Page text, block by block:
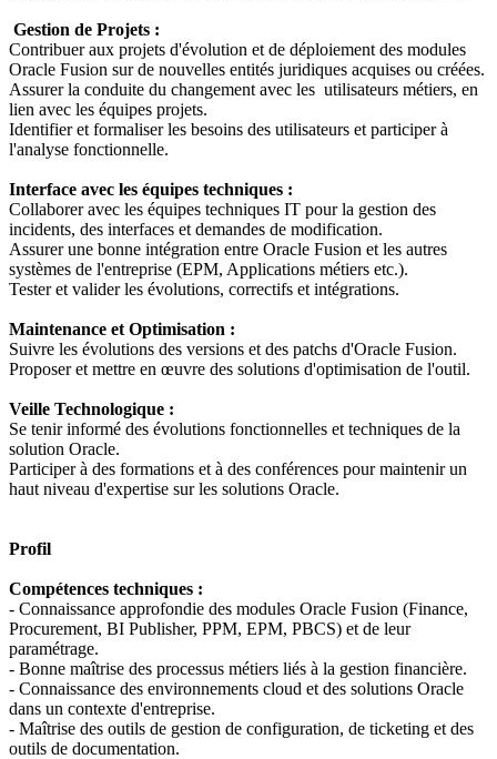
Gestion de Projets :
Contribuer aux projets d'évolution et de déploiement des modules
Oracle Fusion sur de nouvelles entités juridiques acquises ou créées.
Assurer la conduite du changement avec les utilisateurs métiers, en
lien avec les équipes projets.
Identifier et formaliser les besoins des utilisateurs et participer à
l'analyse fonctionnelle.
Interface avec les équipes techniques :
Collaborer avec les équipes techniques IT pour la gestion des
incidents, des interfaces et demandes de modification.
Assurer une bonne intégration entre Oracle Fusion et les autres
systèmes de l'entreprise (EPM, Applications métiers etc.).
Tester et valider les évolutions, correctifs et intégrations.
Maintenance et Optimisation :
Suivre les évolutions des versions et des patchs d'Oracle Fusion.
Proposer et mettre en œuvre des solutions d'optimisation de l'outil.
Veille Technologique :
Se tenir informé des évolutions fonctionnelles et techniques de la
solution Oracle.
Participer à des formations et à des conférences pour maintenir un
haut niveau d'expertise sur les solutions Oracle.
Profil
Compétences techniques :
- Connaissance approfondie des modules Oracle Fusion (Finance,
Procurement, BI Publisher, PPM, EPM, PBCS) et de leur
paramétrage.
- Bonne maîtrise des processus métiers liés à la gestion financière.
- Connaissance des environnements cloud et des solutions Oracle
dans un contexte d'entreprise.
- Maîtrise des outils de gestion de configuration, de ticketing et des
outils de documentation.